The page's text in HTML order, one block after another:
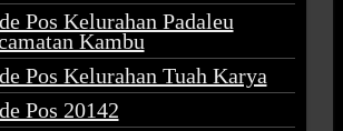
Pos Kelurahan Padaleu
Kambu
Pos Kelurahan Tuah Karya
Pos 20142